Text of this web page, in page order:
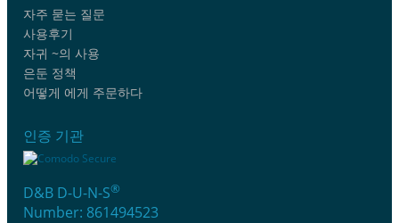
자주 묻는 질문
사용후기
자귀 ~의 사용
은둔 정책
어떻게 에게 주문하다
인증 기관
D&B D-U-N-S®
Number: 861494523